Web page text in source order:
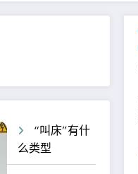
“叫床”有什
么类型